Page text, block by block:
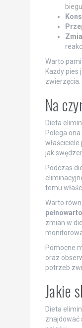
Warto
Każdy
zwierzęcia.
Na
Dieta
Polega ona
jak
Podczas
temu
Warto
zmian w
Pomocne
oraz
potrzeb
Jakie
Dieta
znajdować